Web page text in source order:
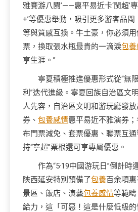
雅賽游八閩’——惠平易近卡‘閩超’
+’等優惠舉動，吸引更多游客品
等與質感互換。牛土豪，你必須
票，換取張水瓶最貴的一滴淚包養
享生涯。”
寧夏積極推進優惠形式從“無
利”迭代進級。寧夏回族自治區文
人先容，自治區文明和游玩廳發
券、 包養感情惠平易近不雅演券
布門票減免、套票優惠、聯票互通
持“寧超”票根還可享專屬優惠。
作為“5·19中國游玩日”倒計時
陜西延安特別預備了包養百余項
景區、飯店、演藝包養感情等範疇
給力，這「可惡！這是什麼低級